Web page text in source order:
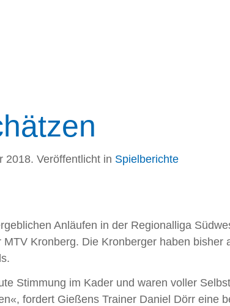
2018. Veröffentlicht in Spielberichte
Anläufen in der Regionalliga
Kronberg. Die Kronberger haben
Stimmung im Kader und waren voller
fordert Gießens Trainer Daniel Dörr eine